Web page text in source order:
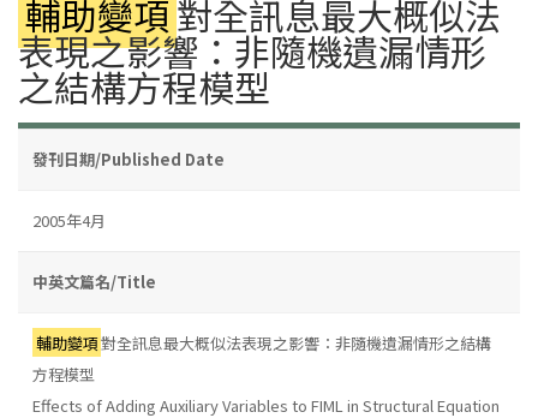
輔助變項對全訊息最大概似法
表現之影響：非隨機遺漏情形
之結構方程模型
發刊日期/Published Date
2005年4月
中英文篇名/Title
輔助變項對全訊息最大概似法表現之影響：非隨機遺漏情形之結構
方程模型
Effects of Adding Auxiliary Variables to FIML in Structural Equation